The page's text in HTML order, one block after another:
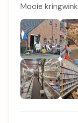
Mooie